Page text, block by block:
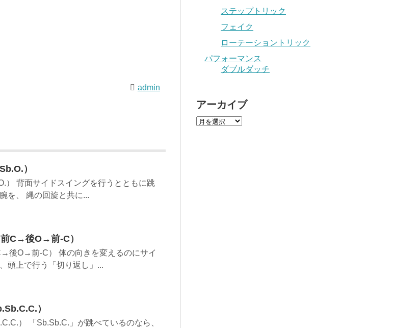
admin
）
） 背面サイドスイングを行うとともに跳
を、 縄の回旋と共に...
C→後O→前-C）
後O→前-C） 体の向きを変えるのにサイ
頭上で行う「切り返し」...
）
） 「Sb.Sb.C.」が跳べているのなら、
ステップトリック
フェイク
ローテーショントリック
パフォーマンス
ダブルダッチ
アーカイブ